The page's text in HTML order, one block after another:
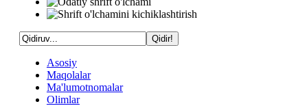
Asosiy
Maqolalar
Ma'lumotnomalar
Olimlar